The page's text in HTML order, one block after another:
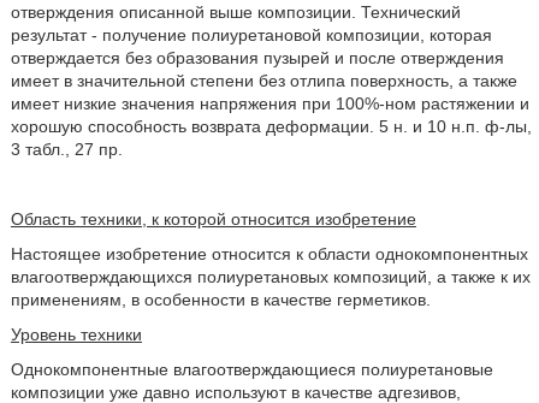
отверждения описанной выше композиции. Технический
результат - получение полиуретановой композиции, которая
отверждается без образования пузырей и после отверждения
имеет в значительной степени без отлипа поверхность, а также
имеет низкие значения напряжения при 100%-ном растяжении и
хорошую способность возврата деформации. 5 н. и 10 н.п. ф-лы,
3 табл., 27 пр.
Область техники, к которой относится изобретение
Настоящее изобретение относится к области однокомпонентных
влагоотверждающихся полиуретановых композиций, а также к их
применениям, в особенности в качестве герметиков.
Уровень техники
Однокомпонентные влагоотверждающиеся полиуретановые
композиции уже давно используют в качестве адгезивов,